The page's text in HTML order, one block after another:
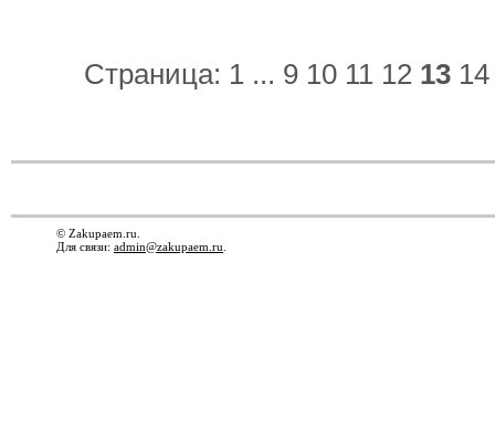
Страница: 1... 9 10 11 12 13 14
© Zakupaem.ru.
Для связи: admin@zakupaem.ru